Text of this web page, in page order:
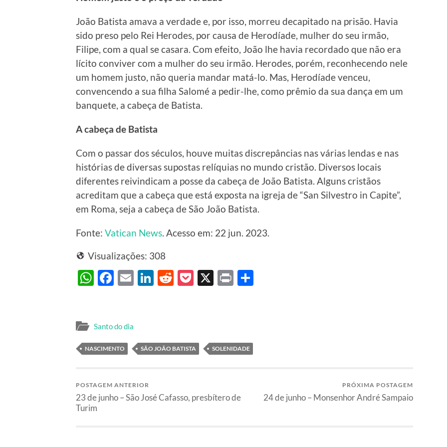
João Batista amava a verdade e, por isso, morreu decapitado na prisão. Havia
sido preso pelo Rei Herodes, por causa de Herodíade, mulher do seu irmão,
Filipe, com a qual se casara. Com efeito, João lhe havia recordado que não era
lícito conviver com a mulher do seu irmão. Herodes, porém, reconhecendo nele
um homem justo, não queria mandar matá-lo. Mas, Herodíade venceu,
convencendo a sua filha Salomé a pedir-lhe, como prêmio da sua dança em um
banquete, a cabeça de Batista.
A cabeça de Batista
Com o passar dos séculos, houve muitas discrepâncias nas várias lendas e nas
histórias de diversas supostas relíquias no mundo cristão. Diversos locais
diferentes reivindicam a posse da cabeça de João Batista. Alguns cristãos
acreditam que a cabeça que está exposta na igreja de “San Silvestro in Capite”,
em Roma, seja a cabeça de São João Batista.
Fonte: Vatican News. Acesso em: 22 jun. 2023.
Visualizações: 308
WhatsApp
Facebook
EmailLinkedIn
Reddit
Pocket
X Print
Santo do dia
NASCIMENTO SÃO JOÃO BATISTA SOLENIDADE
POSTAGEM ANTERIOR
23 de junho – São José Cafasso, presbítero de
Turim
PRÓXIMA POSTAGEM
24 de junho – Monsenhor André Sampaio